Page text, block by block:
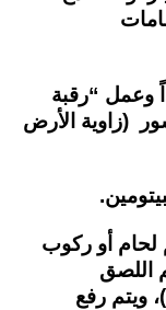
وعمل “رقبة
(زاوية الأرض
لفف العزل وعمل 10 سم لحام أو ركوب
اللصق
ويتم رفع